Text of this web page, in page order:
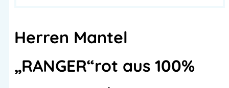
Herren Mantel
„RANGER“rot aus 100%